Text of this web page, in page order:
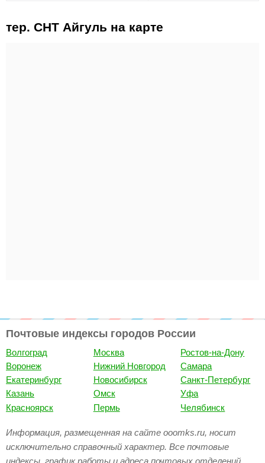
тер. СНТ Айгуль на карте
Почтовые индексы городов России
Волгоград
Воронеж
Екатеринбург
Казань
Красноярск
Москва
Нижний Новгород
Новосибирск
Омск
Пермь
Ростов-на-Дону
Самара
Санкт-Петербург
Уфа
Челябинск
Информация, размещенная на сайте ooomks.ru, носит
исключительно справочный характер. Все почтовые
индексы, график работы и адреса почтовых отделений